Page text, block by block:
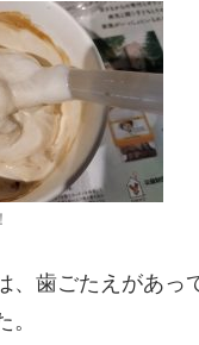
、歯ごたえがあっ